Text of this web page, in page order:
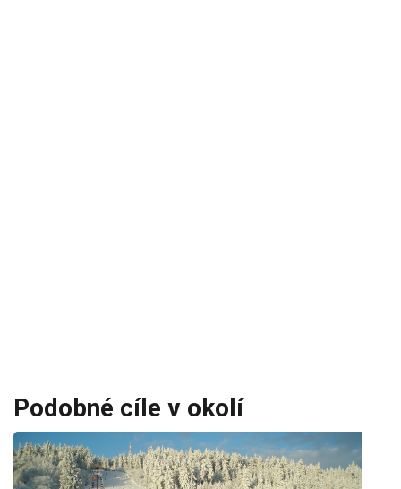
Podobné cíle v okolí